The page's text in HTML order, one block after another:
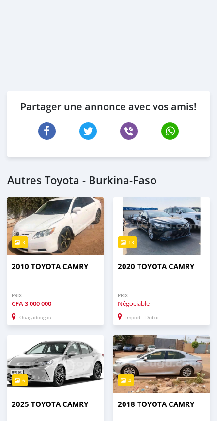
Partager une annonce avec vos amis!
Autres Toyota - Burkina-Faso
3
2010 TOYOTA CAMRY
PRIX
CFA3 000 000
Ouagadougou
13
2020 TOYOTA CAMRY
PRIX
Négociable
Import - Dubai
6
2025 TOYOTA CAMRY
4
2018 TOYOTA CAMRY